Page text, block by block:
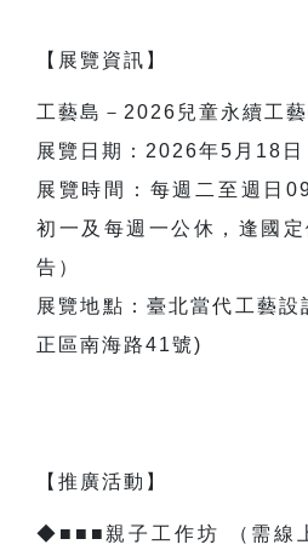
【展覽資訊】
工藝島－2026兒童永續工
展覽日期：2026年5月18
展覽時間：每週二至週日
初一及每週一公休，逢國
告）
展覽地點：臺北當代工藝
正區南海路41號)
【推廣活動】
◆■■■親子工作坊 （需線